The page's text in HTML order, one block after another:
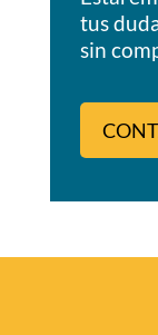
tus
sin